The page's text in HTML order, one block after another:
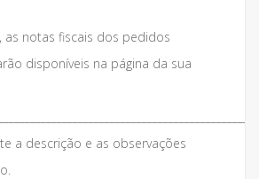
as notas fiscais dos pedidos
disponíveis na página da sua
a descrição e as observações